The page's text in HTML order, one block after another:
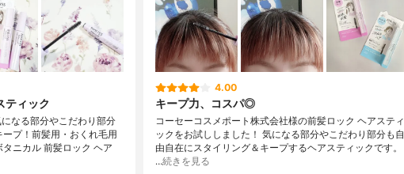
ティック
なる部分やこだわり部分
プ！前髪用・おくれ毛用
ニカル 前髪ロック ヘア
4.00
キープ力、コスパ◎
コーセーコスメポート株式会社様の前髪ロック ヘアスティ
ックをお試ししました！ 気になる部分やこだわり部分も自
由自在にスタイリング＆キープするヘアスティックです。
…続きを見る